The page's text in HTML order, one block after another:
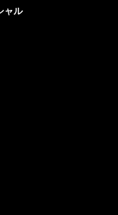
ャル